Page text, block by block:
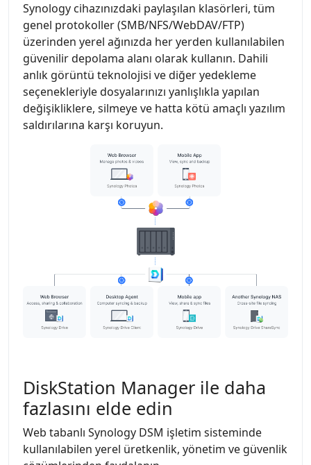
Synology cihazınızdaki paylaşılan klasörleri, tüm
genel protokoller (SMB/NFS/WebDAV/FTP)
üzerinden yerel ağınızda her yerden kullanılabilen
güvenilir depolama alanı olarak kullanın. Dahili
anlık görüntü teknolojisi ve diğer yedekleme
seçenekleriyle dosyalarınızı yanlışlıkla yapılan
değişikliklere, silmeye ve hatta kötü amaçlı yazılım
saldırılarına karşı koruyun.
DiskStation Manager ile daha
fazlasını elde edin
Web tabanlı Synology DSM işletim sisteminde
kullanılabilen yerel üretkenlik, yönetim ve güvenlik